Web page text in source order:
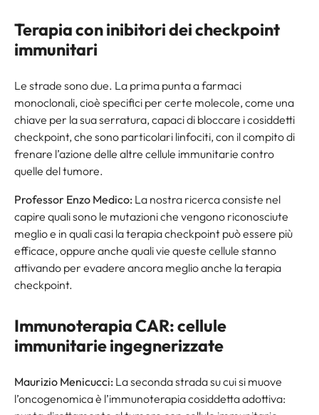
Terapia con inibitori dei checkpoint
immunitari
Le strade sono due. La prima punta a farmaci
monoclonali, cioè specifici per certe molecole, come una
chiave per la sua serratura, capaci di bloccare i cosiddetti
checkpoint, che sono particolari linfociti, con il compito di
frenare l’azione delle altre cellule immunitarie contro
quelle del tumore.
Professor Enzo Medico: La nostra ricerca consiste nel
capire quali sono le mutazioni che vengono riconosciute
meglio e in quali casi la terapia checkpoint può essere più
efficace, oppure anche quali vie queste cellule stanno
attivando per evadere ancora meglio anche la terapia
checkpoint.
Immunoterapia CAR: cellule
immunitarie ingegnerizzate
Maurizio Menicucci: La seconda strada su cui si muove
l’oncogenomica è l’immunoterapia cosiddetta adottiva: